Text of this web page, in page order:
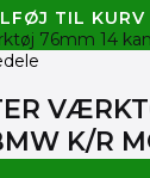
TIL KURV
K/R